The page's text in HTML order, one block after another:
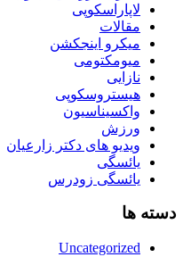
لاپاراسکوپی
مقالات
میکرو اینجکشن
میومکتومی
نازایی
هیستروسکوپی
واکسیناسیون
ورزش
ویدیو های دکتر زارعیان
یائسگی
یائسگی زودرس
دسته ها
Uncategorized